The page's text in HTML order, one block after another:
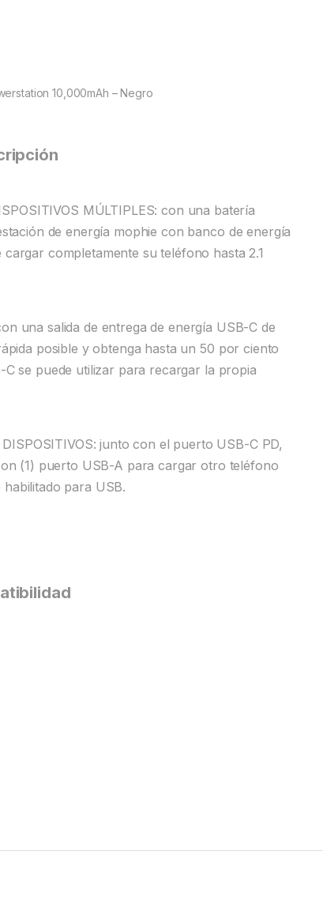
10,000mAh – Negro
MÚLTIPLES: con una batería
de energía mophie con banco de energía
completamente su teléfono hasta 2.1
una salida de entrega de energía USB-C de
posible y obtenga hasta un 50 por ciento
se puede utilizar para recargar la propia
junto con el puerto USB-C PD,
(1) puerto USB-A para cargar otro teléfono
para USB.